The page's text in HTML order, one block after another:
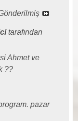
tarafından
Ahmet ve
??
pazar